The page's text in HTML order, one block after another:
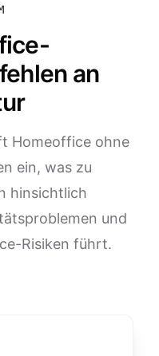
an
Homeoffice ohne
ein, was zu
hinsichtlich
und
Risiken führt.